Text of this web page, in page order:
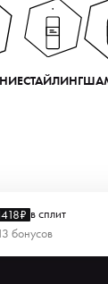
СТАЙЛИНГ
в сплит
бонусов